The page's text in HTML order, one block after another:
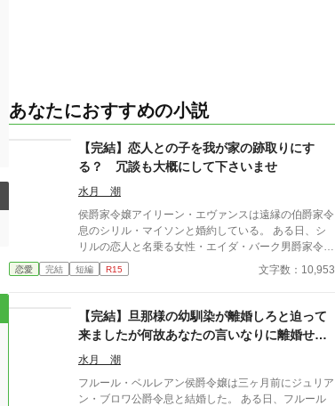
あなたにおすすめの小説
【完結】恋人との子を我が家の跡取りにす
る？ 冗談も大概にして下さいませ
水月 潮
侯爵家令嬢アイリーン・エヴァンスは遠縁の伯爵家令
息のシリル・マイソンと婚約している。 ある日、シ
リルの恋人と名乗る女性・エイダ・バーク男爵家令嬢
がエヴァンス侯爵邸を訪れた。 なんでも彼の子供が
出来たから、シリルと別れてくれとのこと。 アイリ
リルとエイダはこの子を侯爵家の跡取りにして、アイ
リーンは侯爵家から出て行けというとんでもないこと
を主張する。 ※設定は緩いので物語としてお楽しみ
頂けたらと思います ☆HOTランキング20位(2021.6.2
1) 感謝です*.＊ HOTランキング５位(2021.6.22)
恋愛 完結 短編 R15 文字数：10,953
【完結】旦那様の幼馴染が離婚しろと迫って
来ましたが何故あなたの言いなりに離婚せね
ばなりませんの？
水月 潮
フルール・ベルレアン侯爵令嬢は三ヶ月前にジュリア
ン・ブロワ公爵令息と結婚した。 ある日、フルール